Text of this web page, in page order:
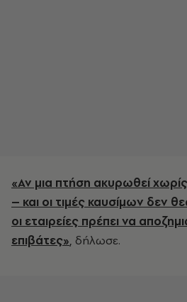
«Αν μια πτήση ακυρωθεί
– και οι τιμές καυσίμων δεν
οι εταιρείες πρέπει να
επιβάτες», δήλωσε.